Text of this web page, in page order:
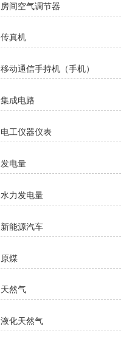
房间空气调节器
传真机
移动通信手持机（手机）
集成电路
电工仪器仪表
发电量
水力发电量
新能源汽车
原煤
天然气
液化天然气